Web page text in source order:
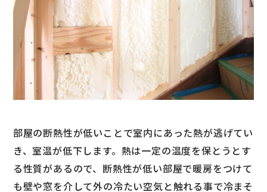
部屋の断熱性が低いことで室内にあった熱が逃げてい
き、室温が低下します。熱は一定の温度を保とうとす
る性質があるので、断熱性が低い部屋で暖房をつけて
も壁や窓を介して外の冷たい空気と触れる事で冷まそ